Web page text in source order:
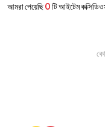
আমরা পেয়েছি0টি আইটেম